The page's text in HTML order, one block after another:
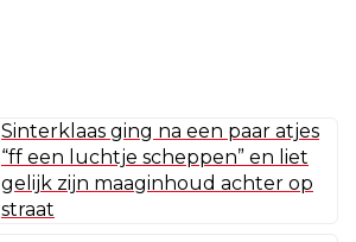
Sinterklaas ging na een paar atjes
“ff een luchtje scheppen” en liet
gelijk zijn maaginhoud achter op
straat